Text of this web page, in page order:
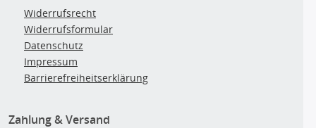
Widerrufsrecht
Widerrufsformular
Datenschutz
Impressum
Barrierefreiheitserklärung
Zahlung & Versand